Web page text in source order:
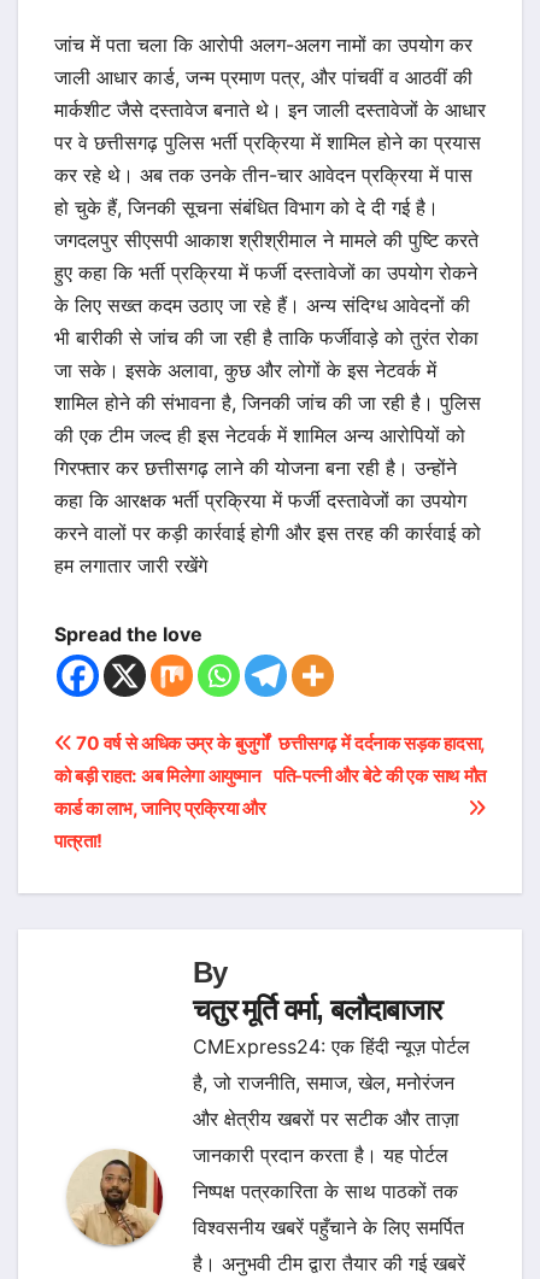
जांच में पता चला कि आरोपी अलग-अलग नामों का उपयोग कर
जाली आधार कार्ड, जन्म प्रमाण पत्र, और पांचवीं व आठवीं की
मार्कशीट जैसे दस्तावेज बनाते थे। इन जाली दस्तावेजों के आधार
पर वे छत्तीसगढ़ पुलिस भर्ती प्रक्रिया में शामिल होने का प्रयास
कर रहे थे। अब तक उनके तीन-चार आवेदन प्रक्रिया में पास
हो चुके हैं, जिनकी सूचना संबंधित विभाग को दे दी गई है।
जगदलपुर सीएसपी आकाश श्रीश्रीमाल ने मामले की पुष्टि करते
हुए कहा कि भर्ती प्रक्रिया में फर्जी दस्तावेजों का उपयोग रोकने
के लिए सख्त कदम उठाए जा रहे हैं। अन्य संदिग्ध आवेदनों की
भी बारीकी से जांच की जा रही है ताकि फर्जीवाड़े को तुरंत रोका
जा सके। इसके अलावा, कुछ और लोगों के इस नेटवर्क में
शामिल होने की संभावना है, जिनकी जांच की जा रही है। पुलिस
की एक टीम जल्द ही इस नेटवर्क में शामिल अन्य आरोपियों को
गिरफ्तार कर छत्तीसगढ़ लाने की योजना बना रही है। उन्होंने
कहा कि आरक्षक भर्ती प्रक्रिया में फर्जी दस्तावेजों का उपयोग
करने वालों पर कड़ी कार्रवाई होगी और इस तरह की कार्रवाई को
हम लगातार जारी रखेंगे
Spread the love
Post
navigation
छत्तीसगढ़ में दर्दनाक सड़क हादसा,
पति-पत्नी और बेटे की एक साथ मौत
70 वर्ष से अधिक उम्र के बुजुर्गों
को बड़ी राहत: अब मिलेगा आयुष्मान
कार्ड का लाभ, जानिए प्रक्रिया और
पात्रता!
By
चतुर मूर्ति वर्मा, बलौदाबाजार
CMExpress24: एक हिंदी न्यूज़ पोर्टल
है, जो राजनीति, समाज, खेल, मनोरंजन
और क्षेत्रीय खबरों पर सटीक और ताज़ा
जानकारी प्रदान करता है। यह पोर्टल
निष्पक्ष पत्रकारिता के साथ पाठकों तक
विश्वसनीय खबरें पहुँचाने के लिए समर्पित
है। अनुभवी टीम द्वारा तैयार की गई खबरें